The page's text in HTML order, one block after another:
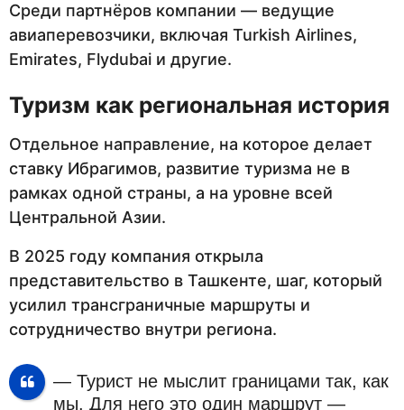
Среди партнёров компании — ведущие
авиаперевозчики, включая Turkish Airlines,
Emirates, Flydubai и другие.
Туризм как региональная история
Отдельное направление, на которое делает
ставку Ибрагимов, развитие туризма не в
рамках одной страны, а на уровне всей
Центральной Азии.
В 2025 году компания открыла
представительство в Ташкенте, шаг, который
усилил трансграничные маршруты и
сотрудничество внутри региона.
— Турист не мыслит границами так, как
мы. Для него это один маршрут —